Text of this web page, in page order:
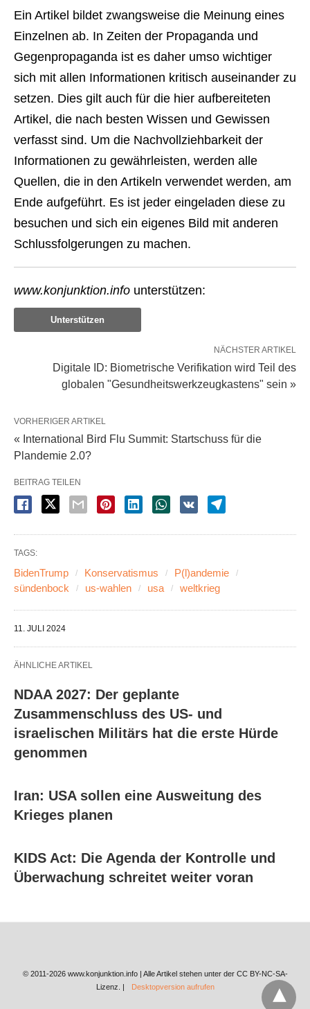
Ein Artikel bildet zwangsweise die Meinung eines
Einzelnen ab. In Zeiten der Propaganda und
Gegenpropaganda ist es daher umso wichtiger
sich mit allen Informationen kritisch auseinander zu
setzen. Dies gilt auch für die hier aufbereiteten
Artikel, die nach besten Wissen und Gewissen
verfasst sind. Um die Nachvollziehbarkeit der
Informationen zu gewährleisten, werden alle
Quellen, die in den Artikeln verwendet werden, am
Ende aufgeführt. Es ist jeder eingeladen diese zu
besuchen und sich ein eigenes Bild mit anderen
Schlussfolgerungen zu machen.
www.konjunktion.info unterstützen:
Unterstützen
NÄCHSTER ARTIKEL
Digitale ID: Biometrische Verifikation wird Teil des
globalen "Gesundheitswerkzeugkastens" sein »
VORHERIGER ARTIKEL
« International Bird Flu Summit: Startschuss für die
Plandemie 2.0?
BEITRAG TEILEN
TAGS:
BidenTrump Konservatismus
P(l)andemie
sündenbock
us-wahlen usa weltkrieg
11. JULI 2024
ÄHNLICHE ARTIKEL
NDAA 2027: Der geplante
Zusammenschluss des US- und
israelischen Militärs hat die erste Hürde
genommen
Iran: USA sollen eine Ausweitung des
Krieges planen
KIDS Act: Die Agenda der Kontrolle und
Überwachung schreitet weiter voran
© 2011-2026 www.konjunktion.info | Alle Artikel stehen unter der CC BY-NC-SA-
Lizenz. |
Desktopversion aufrufen